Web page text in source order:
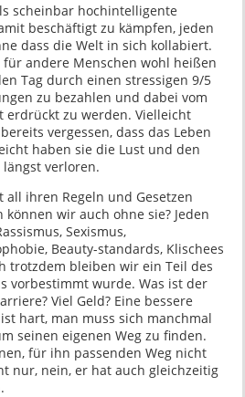
scheinbar hochintelligente
beschäftigt zu kämpfen, jeden
dass die Welt in sich kollabiert.
für andere Menschen wohl heißen
Tag durch einen stressigen 9/5
zu bezahlen und dabei vom
erdrückt zu werden. Vielleicht
vergessen, dass das Leben
haben sie die Lust und den
längst verloren.
all ihren Regeln und Gesetzen
wir auch ohne sie? Jeden
Sexismus,
Beauty-standards, Klischees
trotzdem bleiben wir ein Teil des
vorbestimmt wurde. Was ist der
Viel Geld? Eine bessere
hart, man muss sich manchmal
seinen eigenen Weg zu finden.
für ihn passenden Weg nicht
nur, nein, er hat auch gleichzeitig